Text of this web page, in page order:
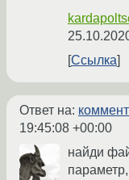
Ссылка
Ответ на:
19:45:08 +00:00
найди